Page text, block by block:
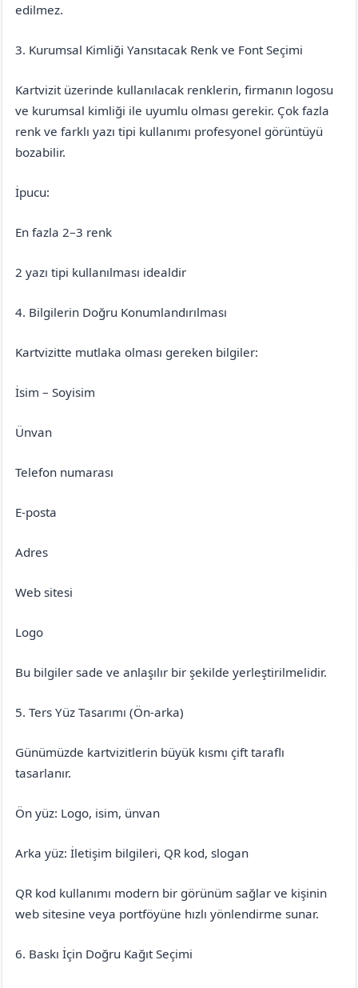
edilmez.
3. Kurumsal Kimliği Yansıtacak Renk ve Font Seçimi
Kartvizit üzerinde kullanılacak renklerin, firmanın logosu
ve kurumsal kimliği ile uyumlu olması gerekir. Çok fazla
renk ve farklı yazı tipi kullanımı profesyonel görüntüyü
bozabilir.
İpucu:
En fazla 2–3 renk
2 yazı tipi kullanılması idealdir
4. Bilgilerin Doğru Konumlandırılması
Kartvizitte mutlaka olması gereken bilgiler:
İsim – Soyisim
Ünvan
Telefon numarası
E-posta
Adres
Web sitesi
Logo
Bu bilgiler sade ve anlaşılır bir şekilde yerleştirilmelidir.
5. Ters Yüz Tasarımı (Ön-arka)
Günümüzde kartvizitlerin büyük kısmı çift taraflı
tasarlanır.
Ön yüz: Logo, isim, ünvan
Arka yüz: İletişim bilgileri, QR kod, slogan
QR kod kullanımı modern bir görünüm sağlar ve kişinin
web sitesine veya portföyüne hızlı yönlendirme sunar.
6. Baskı İçin Doğru Kağıt Seçimi